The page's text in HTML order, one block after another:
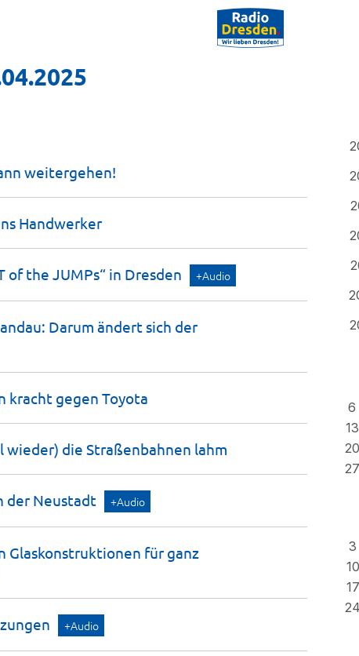
6
13
20
27
3
10
17
24
weitergehen!
Handwerker
of the JUMPs“ in Dresden +Audio
Darum ändert sich der
kracht gegen Toyota
wieder) die Straßenbahnen lahm
der Neustadt +Audio
Glaskonstruktionen für ganz
+Audio